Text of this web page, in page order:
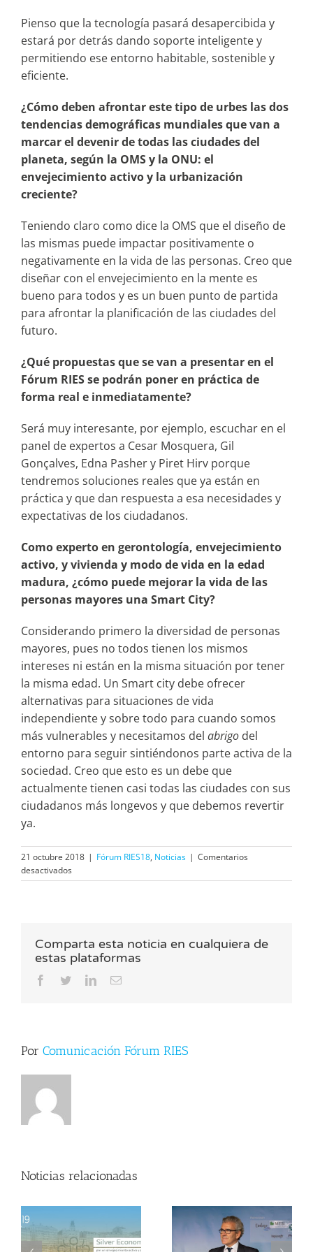
Pienso que la tecnología pasará desapercibida y
estará por detrás dando soporte inteligente y
permitiendo ese entorno habitable, sostenible y
eficiente.
¿Cómo deben afrontar este tipo de urbes las dos
tendencias demográficas mundiales que van a
marcar el devenir de todas las ciudades del
planeta, según la OMS y la ONU: el
envejecimiento activo y la urbanización
creciente?
Teniendo claro como dice la OMS que el diseño de
las mismas puede impactar positivamente o
negativamente en la vida de las personas. Creo que
diseñar con el envejecimiento en la mente es
bueno para todos y es un buen punto de partida
para afrontar la planificación de las ciudades del
futuro.
¿Qué propuestas que se van a presentar en el
Fórum RIES se podrán poner en práctica de
forma real e inmediatamente?
Será muy interesante, por ejemplo, escuchar en el
panel de expertos a Cesar Mosquera, Gil
Gonçalves, Edna Pasher y Piret Hirv porque
tendremos soluciones reales que ya están en
práctica y que dan respuesta a esa necesidades y
expectativas de los ciudadanos.
Como experto en gerontología, envejecimiento
activo, y vivienda y modo de vida en la edad
madura, ¿cómo puede mejorar la vida de las
personas mayores una Smart City?
Considerando primero la diversidad de personas
mayores, pues no todos tienen los mismos
intereses ni están en la misma situación por tener
la misma edad. Un Smart city debe ofrecer
alternativas para situaciones de vida
independiente y sobre todo para cuando somos
más vulnerables y necesitamos del abrigo del
entorno para seguir sintiéndonos parte activa de la
sociedad. Creo que esto es un debe que
actualmente tienen casi todas las ciudades con sus
ciudadanos más longevos y que debemos revertir
ya.
21 octubre 2018 | Fórum RIES18, Noticias | Comentarios
desactivadosen
«La
para
la
innovación,
el
Comparta esta noticia en cualquiera de
estas plataformas
Facebook
TwitterLinkedInCorreo
Por Comunicación Fórum RIES
Noticias relacionadas
Silver
Economy:
está
convirtiendo en